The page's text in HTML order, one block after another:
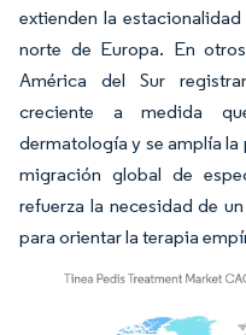
extienden la
norte de Europa. En
América del Sur
creciente a medida
dermatología y se amplía
migración global de
refuerza la necesidad de
para orientar la terapia